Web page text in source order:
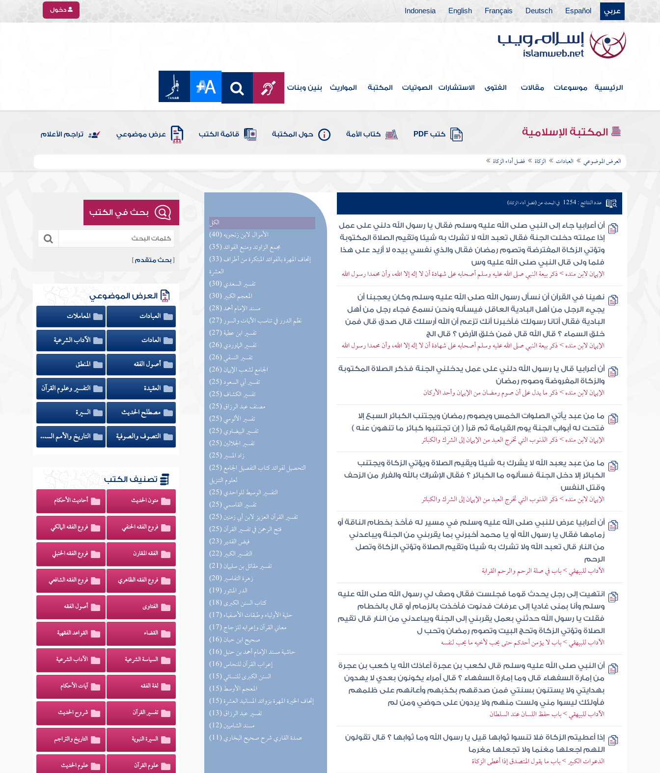
عربي Español
Deutsch
Français
English
Indonesia دخول
الرئيسية موسوعات مقالات الفتوى الاستشارات الصوتيات المكتبة المواريث بنين وبنات
المكتبة الإسلامية كتب PDF كتاب الأمة حول المكتبة قائمة الكتب عرض موضوعي تراجم الأعلام
العرض الموضوعي العبادات الزكاة فضل أداء الزكاة
الكل
(40) الأموال لابن زنجويه
(35) مجمع الزاوئد ومنبع الفوائد
(33) إتحاف المهرة بالفوائد المبتكرة من أطراف
العشرة
(30) تفسير السعدي
(30) المعجم الكبير
(28) مسند الإمام أحمد
(27) نظم الدرر في تناسب الآيات والسور
(27) تفسير ابن عطية
(26) تفسير الماوردي
(26) تفسير النسفي
(26) الجامع لشعب الإيمان
(25) تفسير أبي السعود
(25) تفسير الكشاف
(25) مصنف عبد الرزاق
(25) تفسير الألوسي
(25) تفسير البيضاوي
(25) تفسير الجلالين
(25) زاد المسير
(25) التحصيل لفوائد كتاب التفصيل الجامع
لعلوم التنزيل
(25) التفسير الوسيط للواحدي
(25) تفسير القاسمي
(25) تفسير القرآن العزيز لابن أبي زمنين
(25) فتح الرحمن في تفسير القرآن
(23) فيض القدير
(22) التفسير الكبير
(21) تفسير مقاتل بن سليمان
(20) زهرة التفاسير
(19) الدر المنثور
(18) كتاب السنن الكبرى
(17) حلية الأولياء وطبقات الأصفياء
(17) معاني القرآن وإعرابه للزجاج
(16) صحيح ابن حبان
(16) حاشية مسند الإمام أحمد بن حنبل
(16) إعراب القرآن للنحاس
(15) السنن الكبرى للنسائي
(15) المعجم الأوسط
(15) إتحاف الخيرة المهرة بزوائد المسانيد العشرة
(13) تفسير عبد الرزاق
(12) مسند الشاميين
(11) عمدة القاري شرح صحيح البخاري
عدد النتائج : 1254 في البحث عن (فضل أداء الزكاة)
أن أعرابيا جاء إلى النبي صلى الله عليه وسلم فقال يا رسول الله دلني على عمل
إذا عملته دخلت الجنة فقال تعبد الله لا تشرك به شيئا وتقيم الصلاة المكتوبة
وتؤتي الزكاة المفترضة وتصوم رمضان فقال والذي نفسي بيده لا أزيد على هذا
فلما ولى قال النبي صلى الله عليه وس
الإيمان لابن منده > ذكر بيعة النبي صلى الله عليه وسلم أصحابه على شهادة أن لا إله إلا الله، وأن محمدا رسول الله
نهينا في القرآن أن نسأل رسول الله صلى الله عليه وسلم وكان يعجبنا أن
يجيء الرجل من أهل البادية العاقل فيسأله ونحن نسمع فجاء رجل من أهل
البادية فقال أتانا رسولك فأخبرنا أنك تزعم أن الله أرسلك قال صدق قال فمن
خلق السماء ؟ قال الله قال فمن خلق الأرض ؟ قال الج
الإيمان لابن منده > ذكر بيعة النبي صلى الله عليه وسلم أصحابه على شهادة أن لا إله إلا الله، وأن محمدا رسول الله
أن أعرابيا قال يا رسول الله دلني على عمل يدخلني الجنة فذكر الصلاة المكتوبة
والزكاة المفروضة وصوم رمضان
الإيمان لابن منده > ذكر ما يدل على أن صوم رمضان من الإيمان وأحد الأركان
ما من عبد يأتي الصلوات الخمس ويصوم رمضان ويجتنب الكبائر السبع إلا
فتحت له أبواب الجنة يوم القيامة ثم قرأ ( إن تجتنبوا كبائر ما تنهون عنه )
الإيمان لابن منده > ذكر الذنوب التي تخرج العبد من الإيمان إلى الشرك والكبائر
ما من عبد يعبد الله لا يشرك به شيئا ويقيم الصلاة ويؤتي الزكاة ويجتنب
الكبائر إلا دخل الجنة فسألوه ما الكبائر ؟ فقال الإشراك بالله والفرار من الزحف
وقتل النفس
الإيمان لابن منده > ذكر الذنوب التي تخرج العبد من الإيمان إلى الشرك والكبائر
أن أعرابيا عرض للنبي صلى الله عليه وسلم في مسير له فأخذ بخطام الناقة أو
زمامها فقال يا رسول الله أو يا محمد أخبرني بما يقربني من الجنة ويباعدني
من النار قال تعبد الله ولا تشرك به شيئا وتقيم الصلاة وتؤتي الزكاة وتصل
الرحم
الآداب للبيهقي > باب في صلة الرحم والرحم القرابة
انتهيت إلى رجل يحدث قوما فجلست فقال وصف لي رسول الله صلى الله عليه
وسلم وأنا بمنى غاديا إلى عرفات فدنوت فأخذت بالزمام أو قال بالخطام
فقلت يا رسول الله حدثني بعمل يقربني إلى الجنة ويباعدني من النار قال تقيم
الصلاة وتؤتي الزكاة وتحج البيت وتصوم رمضان وتحب ل
الآداب للبيهقي > باب لا يؤمن أحدكم حتى يحب لأخيه ما يحب لنفسه
أن النبي صلى الله عليه وسلم قال لكعب بن عجرة أعاذك الله يا كعب بن عجرة
من إمارة السفهاء قال وما إمارة السفهاء ؟ قال أمراء يكونون بعدي لا يهدون
بهدايتي ولا يستنون بسنتي فمن صدقهم بكذبهم وأعانهم على ظلمهم
فأولئك ليسوا مني ولست منهم ولا يردون على حوضي ومن لم
الآداب للبيهقي > باب حفظ اللسان عند السلطان
إذا أعطيتم الزكاة فلا تنسوا ثوابها قيل يا رسول الله وما ثوابها ؟ قال تقولون
اللهم اجعلها مغنما ولا تجعلها مغرما
الدعوات الكبير > باب ما يقول المتصدق إذا أعطى الزكاة
بحث في الكتب
[بحث متقدم ]
العرض الموضوعي
العبادات
المعاملات
العادات
الآداب الشرعية
أصول الفقه
المنطق
العقيدة
التفسير وعلوم القرآن
مصطلح الحديث
السيرة
التصوف والصوفية
التاريخ والأمم السابقة
تصنيف الكتب
متون الحديث أحاديث الأحكام
فروع الفقه الحنفي فروع الفقه المالكي
الفقه المقارن فروع الفقه الحنبلي
فروع الفقه الظاهري فروع الفقه الشافعي
الفتاوى أصول الفقه
القضاء القواعد الفقهية
السياسة الشرعية الآداب الشرعية
لغة الفقه آيات الأحكام
تفسير القرآن شروح الحديث
السيرة النبوية التاريخ والتراجم
علوم القرآن علوم الحديث